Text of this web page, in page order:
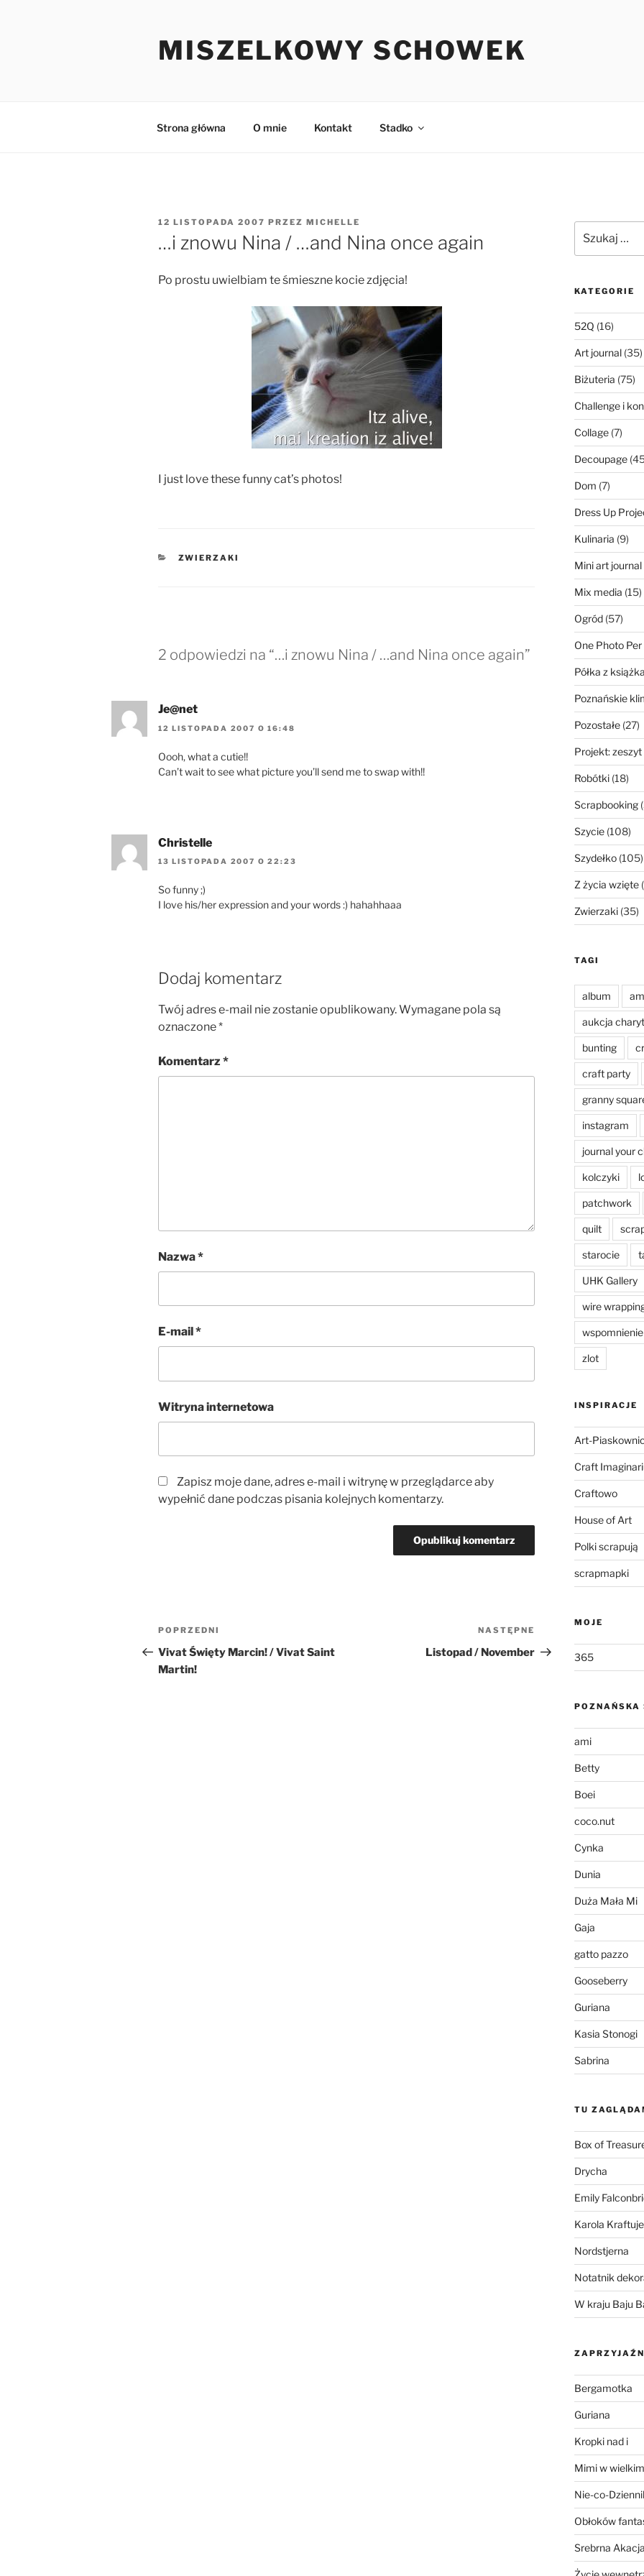
MISZELKOWY SCHOWEK
Strona główna O mnie Kontakt Stadko
OPUBLIKOWANE
12 LISTOPADA 2007 PRZEZ MICHELLE
…i znowu Nina / …and Nina once again
Po prostu uwielbiam te śmieszne kocie zdjęcia!
I just love these funny cat’s photos!
KATEGORIE
ZWIERZAKI
2 odpowiedzi na “…i znowu Nina / …and Nina once again”
Je@net
12 LISTOPADA 2007 O 16:48
Oooh, what a cutie!!
Can’t wait to see what picture you’ll send me to swap with!!
Christelle
13 LISTOPADA 2007 O 22:23
So funny ;)
I love his/her expression and your words :) hahahhaaa
Dodaj komentarz
Twój adres e-mail nie zostanie opublikowany.Wymagane pola są
oznaczone*
Komentarz *
Nazwa*
E-mail *
Witryna internetowa
Zapisz moje dane, adres e-mail i witrynę w przeglądarce aby
wypełnić dane podczas pisania kolejnych komentarzy.
Nawigacja
wpisu
Poprzedni
wpis
POPRZEDNI
Vivat Święty Marcin! / Vivat Saint
Martin!
wpis
NASTĘPNE
Listopad / November
KATEGORIE
52Q (16)
Art journal(35)
Biżuteria (75)
Challenge i
Collage(7)
Decoupage
Dom (7)
Dress Up
Kulinaria (9)
Mini art
Mix media (15)
Ogród(57)
One Photo Per
Półka z
Poznańskie
Pozostałe(27)
Projekt: zeszyt
Robótki(18)
Scrapbooking
Szycie(108)
Szydełko(105)
Z życia wzięte
Zwierzaki(35)
TAGI
album
aukcja
bunting
craft party
granny
instagram
journal your
kolczyki
patchwork
quilt
starocie
UHK Gallery
wire
wspomnienie
zlot
INSPIRACJE
Art-
Craft
Craftowo
House of Art
Polki scrapują
scrapmapki
MOJE
365
POZNAŃSKA
ami
Betty
Boei
coco.nut
Cynka
Dunia
Duża Mała Mi
Gaja
gatto pazzo
Gooseberry
Guriana
Kasia Stonogi
Sabrina
TU
Box of
Drycha
Emily
Karola Kraftuje
Nordstjerna
Notatnik
W kraju Baju
Bergamotka
Guriana
Kropki nad i
Mimi w
Nie-co-
Obłoków
Srebrna Akacja